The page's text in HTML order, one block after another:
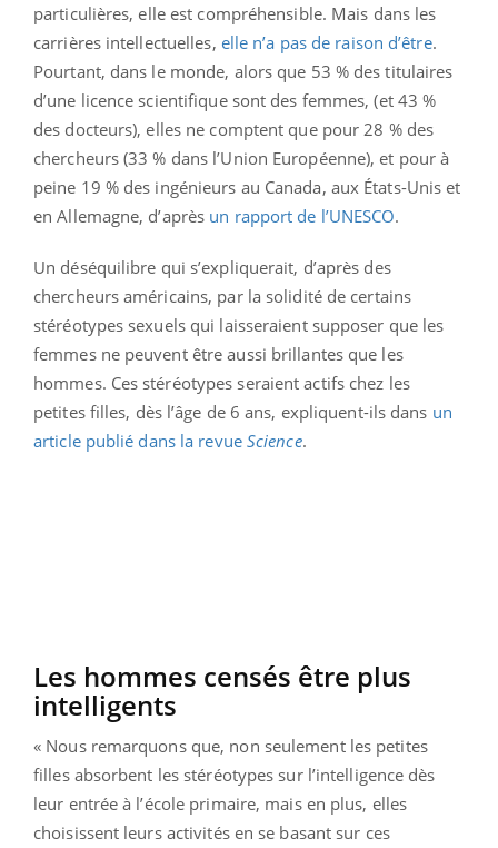
particulières, elle est compréhensible. Mais dans les
carrières intellectuelles, elle n’a pas de raison d’être.
Pourtant, dans le monde, alors que 53 % des titulaires
d’une licence scientifique sont des femmes, (et 43 %
des docteurs), elles ne comptent que pour 28 % des
chercheurs (33 % dans l’Union Européenne), et pour à
peine 19 % des ingénieurs au Canada, aux États-Unis et
en Allemagne, d’après un rapport de l’UNESCO.
Un déséquilibre qui s’expliquerait, d’après des
chercheurs américains, par la solidité de certains
stéréotypes sexuels qui laisseraient supposer que les
femmes ne peuvent être aussi brillantes que les
hommes. Ces stéréotypes seraient actifs chez les
petites filles, dès l’âge de 6 ans, expliquent-ils dans un
article publié dans la revue Science.
Les hommes censés être plus
intelligents
« Nous remarquons que, non seulement les petites
filles absorbent les stéréotypes sur l’intelligence dès
leur entrée à l’école primaire, mais en plus, elles
choisissent leurs activités en se basant sur ces